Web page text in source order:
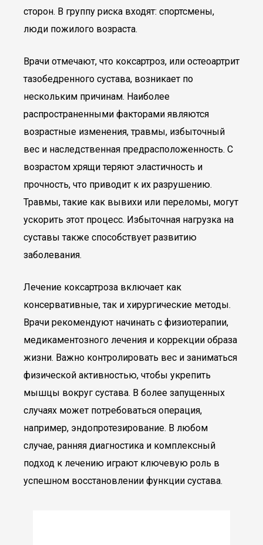
сторон. В группу риска входят: спортсмены,
люди пожилого возраста.
Врачи отмечают, что коксартроз, или остеоартрит
тазобедренного сустава, возникает по
нескольким причинам. Наиболее
распространенными факторами являются
возрастные изменения, травмы, избыточный
вес и наследственная предрасположенность. С
возрастом хрящи теряют эластичность и
прочность, что приводит к их разрушению.
Травмы, такие как вывихи или переломы, могут
ускорить этот процесс. Избыточная нагрузка на
суставы также способствует развитию
заболевания.
Лечение коксартроза включает как
консервативные, так и хирургические методы.
Врачи рекомендуют начинать с физиотерапии,
медикаментозного лечения и коррекции образа
жизни. Важно контролировать вес и заниматься
физической активностью, чтобы укрепить
мышцы вокруг сустава. В более запущенных
случаях может потребоваться операция,
например, эндопротезирование. В любом
случае, ранняя диагностика и комплексный
подход к лечению играют ключевую роль в
успешном восстановлении функции сустава.